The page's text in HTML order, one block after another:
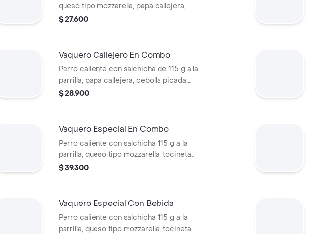
queso tipo mozzarella, papa callejera,
piña, salsa blanca y salsa de tomate en
$ 27.600
Vaquero Callejero En Combo
Perro caliente con salchicha de 115 g a la
parrilla, papa callejera, cebolla picada,
salsa blanca, salsa de tomate y mostaza
$ 28.900
Vaquero Especial En Combo
Perro caliente con salchicha 115 g a la
parrilla, queso tipo mozzarella, tocineta
picada, papa callejera, cebolla picada,
en cascos) + bebida PET
$ 39.300
Vaquero Especial Con Bebida
Perro caliente con salchicha 115 g a la
parrilla, queso tipo mozzarella, tocineta